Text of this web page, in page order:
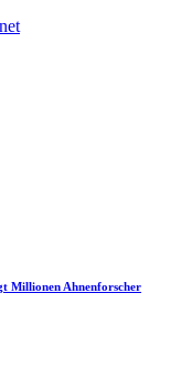
Millionen Ahnenforscher